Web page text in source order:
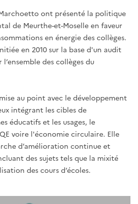
ont présenté la politique
de Meurthe-et-Moselle en faveur
en énergie des collèges.
en 2010 sur la base d'un audit
des collèges du
au point avec le développement
intégrant les cibles de
éducatifs et les usages, le
voire l'économie circulaire. Elle
d’amélioration continue et
des sujets tels que la mixité
des cours d’écoles.